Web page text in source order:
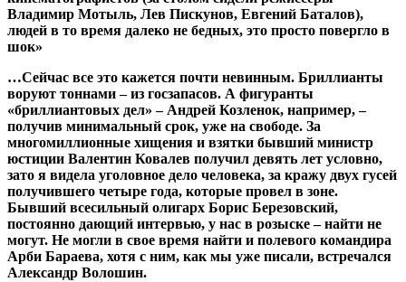
Владимир Мотыль, Лев Пискунов, Евгений Баталов),
людей в то время далеко не бедных, это просто повергло в
шок»
…Сейчас все это кажется почти невинным. Бриллианты
воруют тоннами – из госзапасов. А фигуранты
«бриллиантовых дел» – Андрей Козленок, например, –
получив минимальный срок, уже на свободе. За
многомиллионные хищения и взятки бывший министр
юстиции Валентин Ковалев получил девять лет условно,
зато я видела уголовное дело человека, за кражу двух гусей
получившего четыре года, которые провел в зоне.
Бывший всесильный олигарх Борис Березовский,
постоянно дающий интервью, у нас в розыске – найти не
могут. Не могли в свое время найти и полевого командира
Арби Бараева, хотя с ним, как мы уже писали, встречался
Александр Волошин.